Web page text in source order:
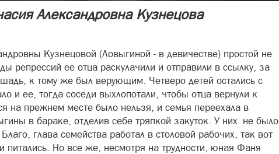
Александровна Кузнецова
Кузнецовой (Ловыгиной - в девичестве) простой не
репрессий ее отца раскулачили и отправили в ссылку, за
к тому же был верующим. Четверо детей остались с
и ее, тогда соседи выхлопотали, чтобы отца вернули к
на прежнем месте было нельзя, и семья переехала в
в бараке, отделив себе тряпкой закуток. У них не было
глава семейства работал в столовой рабочих, так вот
питались. Но все же, несмотря на трудности, юная Фаня